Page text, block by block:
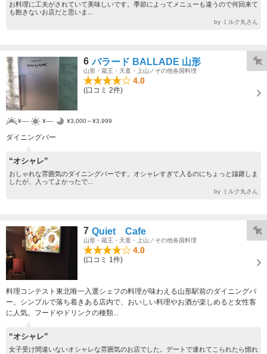
お料理に工夫がされていて美味しいです。季節によってメニューも違うので何回来て
も飽きないお店だと思いま...
by ミルク丸さん
6 バラード BALLADE 山形
山形・蔵王・天童・上山／その他各国料理
4.0
(口コミ 2件)
¥---- ¥---- ¥3,000～¥3,999
ダイニングバー
“オシャレ”
おしゃれな雰囲気のダイニングバーです。オシャレすぎて入るのにちょっと躊躇しま
したが、入ってよかったで...
by ミルク丸さん
7 Quiet Cafe
山形・蔵王・天童・上山／その他各国料理
4.0
(口コミ 1件)
料理コンテスト東北唯一入選シェフの料理が味わえる山形駅前のダイニングバ
ー。シンプルで落ち着きある店内で、おいしい料理やお酒が楽しめると女性客
に人気。フードやドリンクの種類...
“オシャレ”
女子受け間違いないオシャレな雰囲気のお店でした。デートで連れてこられたら惚れ